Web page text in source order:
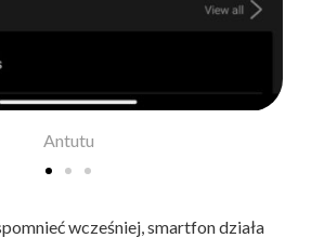
Antutu
wcześniej, smartfon działa